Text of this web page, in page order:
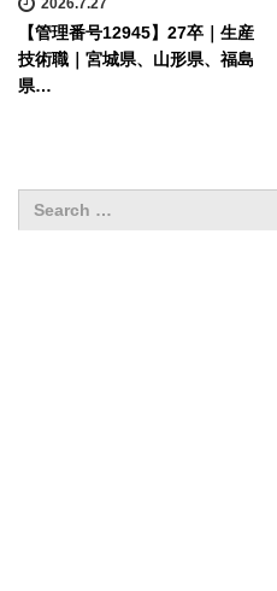
2026.7.27
【管理番号12945】27卒｜生産
技術職｜宮城県、山形県、福島
県…